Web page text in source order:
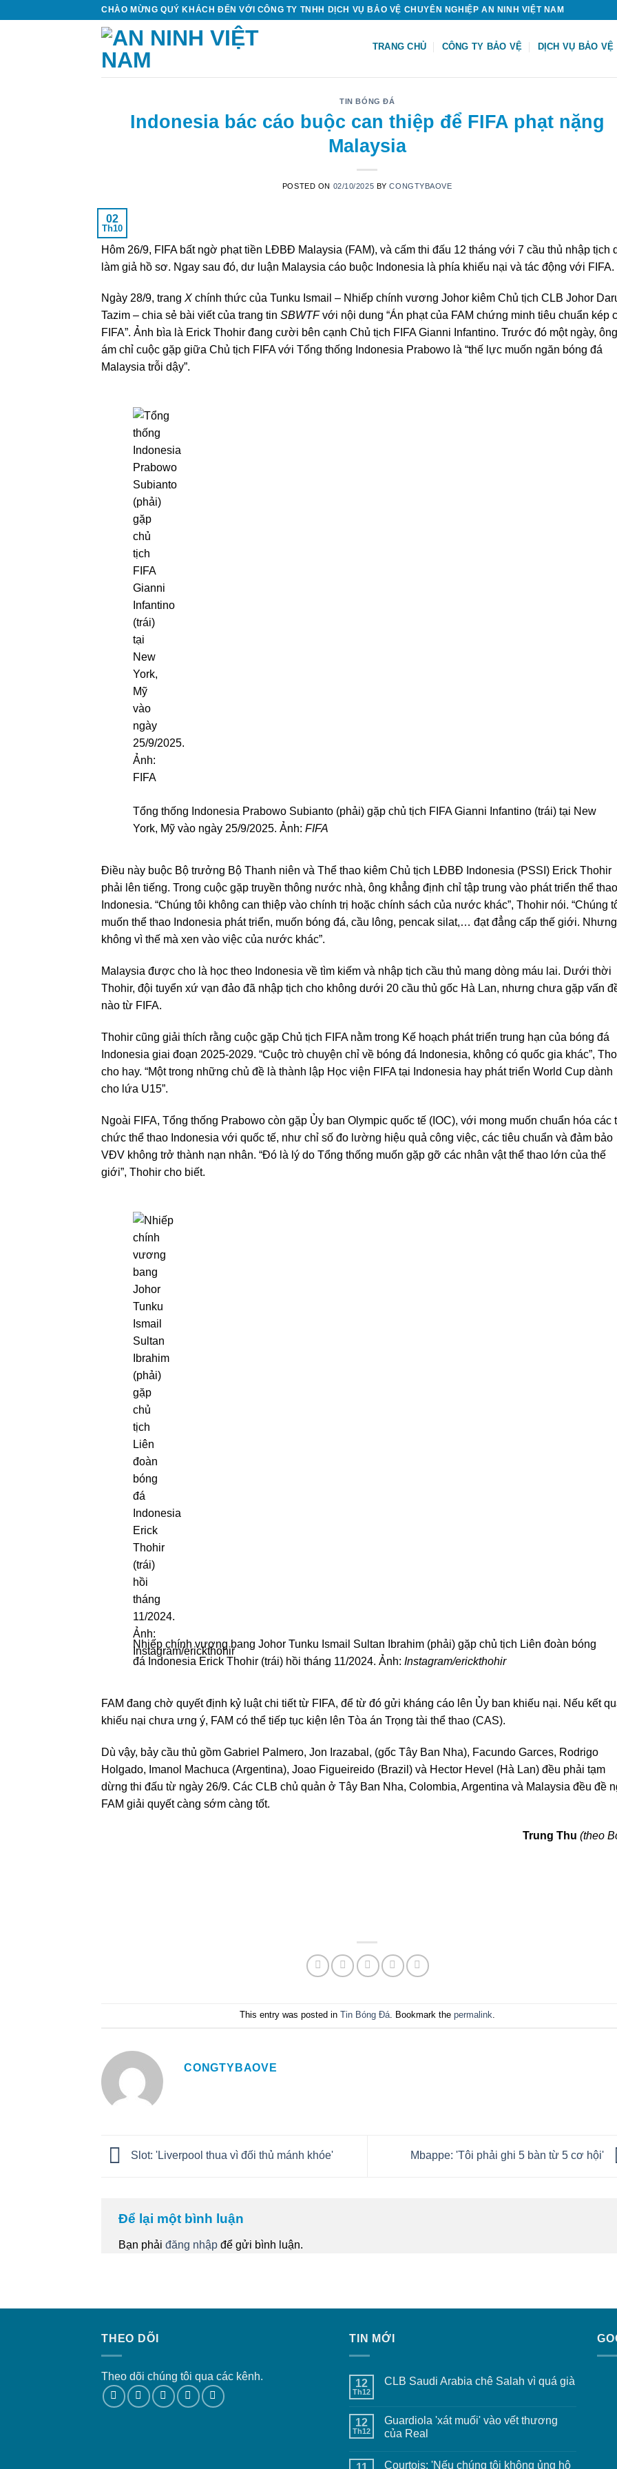
CHÀO MỪNG QUÝ KHÁCH ĐẾN VỚI CÔNG TY TNHH DỊCH VỤ BẢO VỆ CHUYÊN NGHIỆP AN NINH VIỆT NAM
TRANG CHỦ CÔNG TY BẢO VỆ DỊCH VỤ BẢO VỆ
TIN BÓNG ĐÁ
Indonesia bác cáo buộc can thiệp để FIFA phạt nặng
Malaysia
POSTED ON 02/10/2025 BYCONGTYBAOVE
02
Th10
Hôm 26/9, FIFA bất ngờ phạt tiền LĐBĐ Malaysia (FAM), và cấm thi đấu 12 tháng với 7 cầu thủ nhập tịch
làm giả hồ sơ. Ngay sau đó, dư luận Malaysia cáo buộc Indonesia là phía khiếu nại và tác động với FIFA.
Ngày 28/9, trang X chính thức của Tunku Ismail – Nhiếp chính vương Johor kiêm Chủ tịch CLB Johor
Tazim – chia sẻ bài viết của trang tin SBWTFvới nội dung “Án phạt của FAM chứng minh tiêu chuẩn kép
FIFA”. Ảnh bìa là Erick Thohir đang cười bên cạnh Chủ tịch FIFA Gianni Infantino. Trước đó một ngày, ông
ám chỉ cuộc gặp giữa Chủ tịch FIFA với Tổng thống Indonesia Prabowo là “thế lực muốn ngăn bóng đá
Malaysia trỗi dậy”.
Tổng thống Indonesia Prabowo Subianto (phải) gặp chủ tịch FIFA Gianni Infantino (trái) tại New
York, Mỹ vào ngày 25/9/2025. Ảnh:FIFA
Điều này buộc Bộ trưởng Bộ Thanh niên và Thể thao kiêm Chủ tịch LĐBĐ Indonesia (PSSI) Erick Thohir
phải lên tiếng. Trong cuộc gặp truyền thông nước nhà, ông khẳng định chỉ tập trung vào phát triển thể thao
Indonesia. “Chúng tôi không can thiệp vào chính trị hoặc chính sách của nước khác”, Thohir nói. “Chúng
muốn thể thao Indonesia phát triển, muốn bóng đá, cầu lông, pencak silat,… đạt đẳng cấp thế giới. Nhưng
không vì thế mà xen vào việc của nước khác”.
Malaysia được cho là học theo Indonesia về tìm kiếm và nhập tịch cầu thủ mang dòng máu lai. Dưới thời
Thohir, đội tuyển xứ vạn đảo đã nhập tịch cho không dưới 20 cầu thủ gốc Hà Lan, nhưng chưa gặp vấn
nào từ FIFA.
Thohir cũng giải thích rằng cuộc gặp Chủ tịch FIFA nằm trong Kế hoạch phát triển trung hạn của bóng đá
Indonesia giai đoạn 2025-2029. “Cuộc trò chuyện chỉ về bóng đá Indonesia, không có quốc gia khác”,
cho hay. “Một trong những chủ đề là thành lập Học viện FIFA tại Indonesia hay phát triển World Cup dành
cho lứa U15”.
Ngoài FIFA, Tổng thống Prabowo còn gặp Ủy ban Olympic quốc tế (IOC), với mong muốn chuẩn hóa các
chức thể thao Indonesia với quốc tế, như chỉ số đo lường hiệu quả công việc, các tiêu chuẩn và đảm bảo
VĐV không trở thành nạn nhân. “Đó là lý do Tổng thống muốn gặp gỡ các nhân vật thể thao lớn của thế
giới”, Thohir cho biết.
Nhiếp chính vương bang Johor Tunku Ismail Sultan Ibrahim (phải) gặp chủ tịch Liên đoàn bóng
đá Indonesia Erick Thohir (trái) hồi tháng 11/2024. Ảnh:Instagram/erickthohir
FAM đang chờ quyết định kỷ luật chi tiết từ FIFA, để từ đó gửi kháng cáo lên Ủy ban khiếu nại. Nếu kết
khiếu nại chưa ưng ý, FAM có thể tiếp tục kiện lên Tòa án Trọng tài thể thao (CAS).
Dù vậy, bảy cầu thủ gồm Gabriel Palmero, Jon Irazabal, (gốc Tây Ban Nha), Facundo Garces, Rodrigo
Holgado, Imanol Machuca (Argentina), Joao Figueireido (Brazil) và Hector Hevel (Hà Lan) đều phải tạm
dừng thi đấu từ ngày 26/9. Các CLB chủ quản ở Tây Ban Nha, Colombia, Argentina và Malaysia đều đề
FAM giải quyết càng sớm càng tốt.
Trung Thu (theo
This entry was posted in Tin Bóng Đá. Bookmark the permalink
CONGTYBAOVE
Slot: 'Liverpool thua vì đối thủ mánh khóe' Mbappe: 'Tôi phải ghi 5 bàn từ 5 cơ hội'
Để lại một bình luận
Bạn phải đăng nhập để gửi bình luận.
THEO DÕI
Theo dõi chúng tôi qua các kênh.
TIN MỚI
12
Th12
CLB Saudi Arabia chê Salah vì quá già
12
Th12
Guardiola 'xát muối' vào vết thương
của Real
Courtois: 'Nếu chúng tôi không ủng hộ